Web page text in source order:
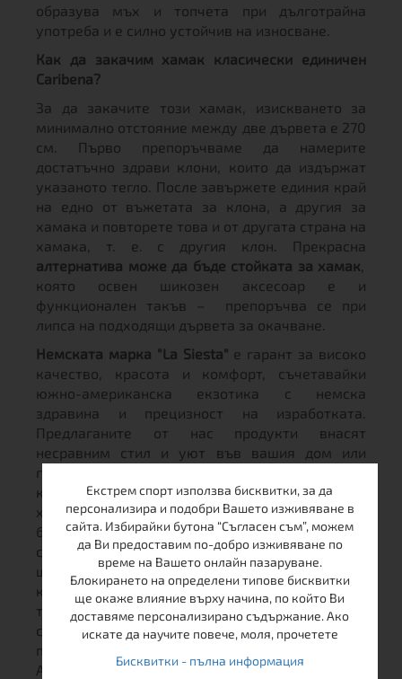
образува мъх и топчета при дълготрайна
употреба и е силно устойчив на износване.
Как да закачим хамак класически единичен
Caribena?
За да закачите този хамак, изискването за
минимално отстояние между две дървета е 270
см. Първо препоръчваме да намерите
достатъчно здрави клони, които да издържат
указаното тегло. После завържете единия край
на едно от въжетата за клона, а другия за
хамака и повторете това и от другата страна на
хамака, т. е. с другия клон. Прекрасна
алтернатива може да бъде стойката за хамак
която освен шикозен аксесоар е и
функционален такъв – препоръчва се при
липса на подходящи дървета за окачване.
Немската марка "La Siesta" е гарант за високо
качество, красота и комфорт, съчетавайки
южно-американска екзотика с немска
здравина и прецизност на изработката.
Предлаганите от нас продукти внасят
несравним стил и уют във вашия дом или
градина.
карибския басейн и е насочена към младите
хора със свежо мислена, но благодарение на
богатата гама, всеки може да открие нещо за
себе си. Единичните хамаци отговарят на
ширина на платното 140см, което гарантира
комфорт при т.н. „диагонална позиция на
тялото", характерна за латино-американския
стил на употреба на хамака. „Диагоналната
позиция" е предпочитана в цяла Южна
Америка, заради по-високата стабилност на
Екстрем спорт използва бисквитки, за да
персонализира и подобри Вашето изживяване в
сайта. Избирайки бутона “Съгласен съм”, можем
да Ви предоставим по-добро изживяване по
време на Вашето онлайн пазаруване.
Блокирането на определени типове бисквитки
ще окаже влияние върху начина, по който Ви
доставяме персонализирано съдържание. Ако
искате да научите повече, моля, прочетете
Бисквитки - пълна информация